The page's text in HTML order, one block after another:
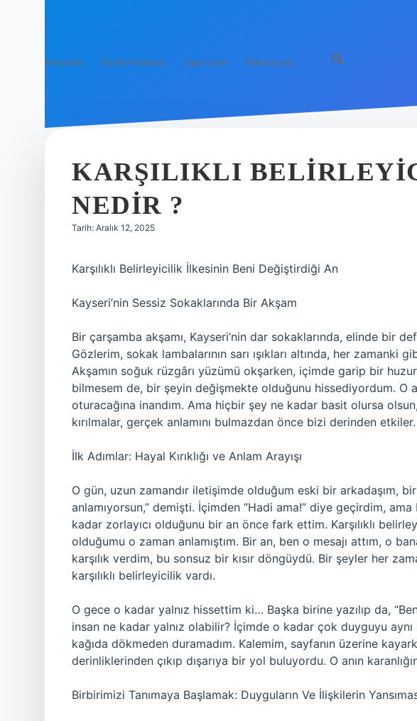
Anasayfa Gizlilik Politikası Yasal Uyarı Hakkımızda
KARŞILIKLI
NEDIR ?
Tarih: Aralık 12, 2025
Karşılıklı Belirleyicilik İlkesinin Beni Değiştirdiği An
Kayseri’nin Sessiz Sokaklarında Bir Akşam
Bir çarşamba akşamı, Kayseri’nin dar sokaklarında, elinde bir
Gözlerim, sokak lambalarının sarı ışıkları altında, her zamanki
Akşamın soğuk rüzgârı yüzümü okşarken, içimde garip bir
bilmesem de, bir şeyin değişmekte olduğunu hissediyordum. O
oturacağına inandım. Ama hiçbir şey ne kadar basit olursa
kırılmalar, gerçek anlamını bulmazdan önce bizi derinden etkiler.
İlk Adımlar: Hayal Kırıklığı ve Anlam Arayışı
O gün, uzun zamandır iletişimde olduğum eski bir arkadaşım,
anlamıyorsun,” demişti. İçimden “Hadi ama!” diye geçirdim,
kadar zorlayıcı olduğunu bir an önce fark ettim. Karşılıklı
olduğumu o zaman anlamıştım. Bir an, ben o mesajı attım, o
karşılık verdim, bu sonsuz bir kısır döngüydü. Bir şeyler her
karşılıklı belirleyicilik vardı.
O gece o kadar yalnız hissettim ki… Başka birine yazılıp da,
insan ne kadar yalnız olabilir? İçimde o kadar çok duyguyu
kağıda dökmeden duramadım. Kalemim, sayfanın üzerine
derinliklerinden çıkıp dışarıya bir yol buluyordu. O anın
Birbirimizi Tanımaya Başlamak: Duyguların Ve İlişkilerin